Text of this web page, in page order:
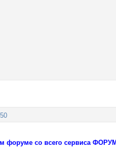
форуме со всего сервиса